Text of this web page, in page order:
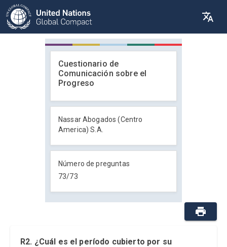
Cuestionario de
Comunicación sobre el
Progreso
Nassar Abogados (Centro
America) S.A.
Número de preguntas
73/73
R2. ¿Cuál es el período cubierto por su